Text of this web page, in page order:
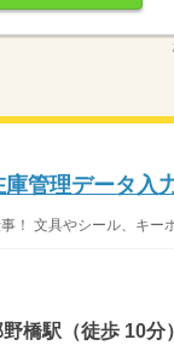
管理データ入
！ 文具やシール、キー
橋駅（徒歩 10分）